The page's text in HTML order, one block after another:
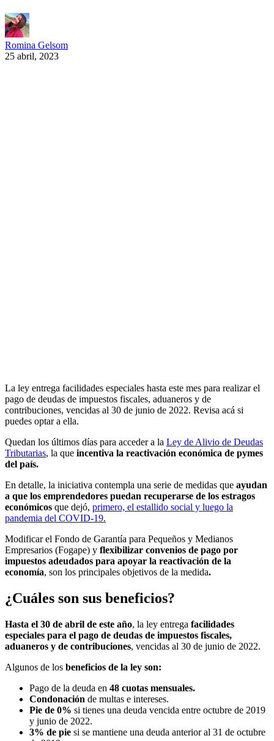
Romina Gelsom
25 abril, 2023
La ley entrega facilidades especiales hasta este mes para realizar el
pago de deudas de impuestos fiscales, aduaneros y de
contribuciones, vencidas al 30 de junio de 2022. Revisa acá si
puedes optar a ella.
Quedan los últimos días para acceder a la Ley de Alivio de Deudas
Tributarias, la que incentiva la reactivación económica de pymes
del país.
En detalle, la iniciativa contempla una serie de medidas que ayudan
a que los emprendedores puedan recuperarse de los estragos
económicos que dejó, primero, el estallido social y luego la
pandemia del COVID-19.
Modificar el Fondo de Garantía para Pequeños y Medianos
Empresarios (Fogape) y flexibilizar convenios de pago por
impuestos adeudados para apoyar la reactivación de la
economía, son los principales objetivos de la medida.
¿Cuáles son sus beneficios?
Hasta el 30 de abril de este año, la ley entrega facilidades
especiales para el pago de deudas de impuestos fiscales,
aduaneros y de contribuciones, vencidas al 30 de junio de 2022.
Algunos de los beneficios de la ley son:
Pago de la deuda en 48 cuotas mensuales.
Condonación de multas e intereses.
Pie de 0% si tienes una deuda vencida entre octubre de 2019
y junio de 2022.
3% de pie si se mantiene una deuda anterior al 31 de octubre